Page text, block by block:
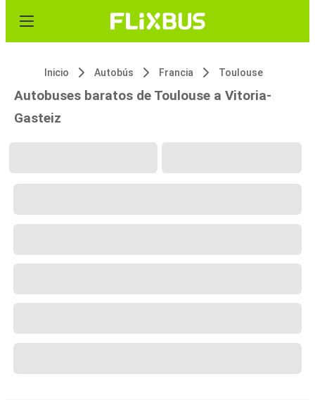
Inicio Autobús Francia Toulouse
Autobuses baratos de Toulouse a Vitoria-
Gasteiz